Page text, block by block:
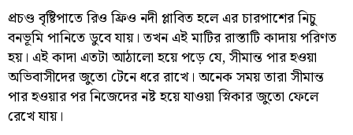
প্রচণ্ড বৃষ্টিপাতে রিও ফ্রিও নদী প্লাবিত হলে এর চারপাশের নিচু
বনভূমি পানিতে ডুবে যায়। তখন এই মাটির রাস্তাটি কাদায় পরিণত
হয়। এই কাদা এতটা আঠালো হয়ে পড়ে যে, সীমান্ত পার হওয়া
অভিবাসীদের জুতো টেনে ধরে রাখে। অনেক সময় তারা সীমান্ত
পার হওয়ার পর নিজেদের নষ্ট হয়ে যাওয়া স্নিকার জুতো ফেলে
রেখে যায়।